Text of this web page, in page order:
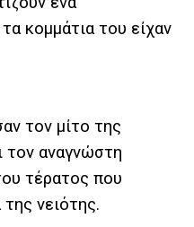
κομμάτια του είχαν
τον μίτο της
τον αναγνώστη
τέρατος που
νειότης.